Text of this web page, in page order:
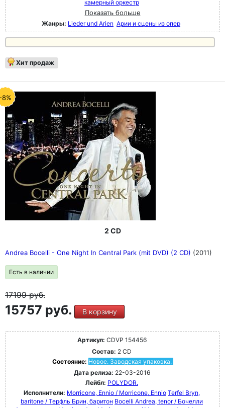
камерный оркестр
Показать больше
Жанры: Lieder und Arien Арии и сцены из опер
Хит продаж
8%
2 CD
Andrea Bocelli - One Night In Central Park (mit DVD) (2 CD) (2011)
Есть в наличии
17199руб.
15757 руб. В корзину
Артикул: CDVP 154456
Состав: 2 CD
Состояние: Новое. Заводская упаковка.
Дата релиза: 22-03-2016
Лейбл: POLYDOR.
Исполнители: Morricone, Ennio / Morricone, Ennio Terfel Bryn,
baritone / Терфль Брин, баритон Bocelli Andrea, tenor / Бочелли